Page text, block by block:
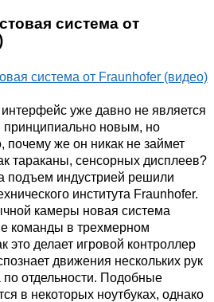
система от
уже давно не является
принципиально новым, но
почему же он никак не займет
тараканы, сенсорных дисплеев?
подъем индустрией решили
института Fraunhofer.
камеры новая система
команды в трехмерном
это делает игровой контроллер
движения нескольких рук
по отдельности. Подобные
в некоторых ноутбуках, однако